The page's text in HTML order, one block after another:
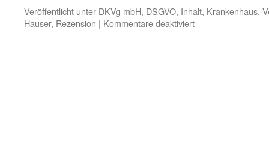
Veröffentlicht unter DKVg mbH, DSGVO, Inhalt, Krankenhaus,
Hauser, Rezension | Kommentare deaktiviertfür